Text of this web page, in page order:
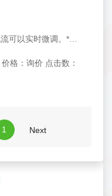
价格：询价 点击数：
1 Next